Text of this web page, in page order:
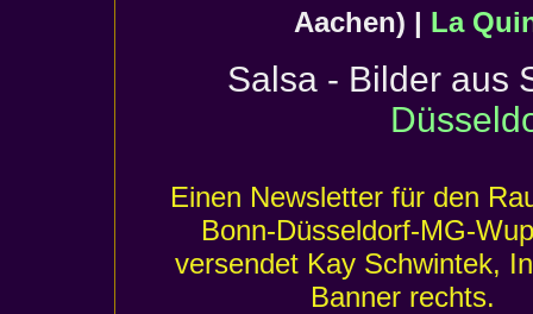
Aachen) | La
Salsa - Bilder aus
Einen Newsletter für den
Bonn-Düsseldorf-MG-
versendet Kay Schwintek,
Banner rechts.